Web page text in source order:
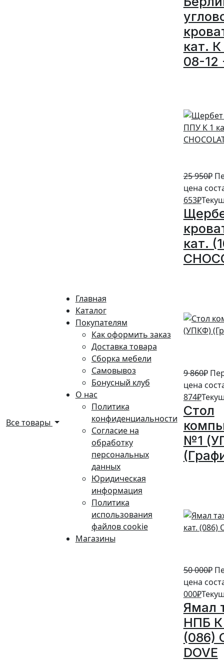
Все товары
Главная
Каталог
Покупателям
Как оформить заказ
Доставка товара
Сборка мебели
Самовывоз
Бонусный клуб
О нас
Политика
конфиденциальности
Согласие на
обработку
персональных
данных
Юридическая
информация
Политика
использования
файлов cookie
Магазины
кат.
08-12
25 950₽
цена
653₽
кат.
9 860₽
цена
874₽
Стол
№1
50 000₽
цена
000₽
Ямал
НПБ К
(086)
DOVE